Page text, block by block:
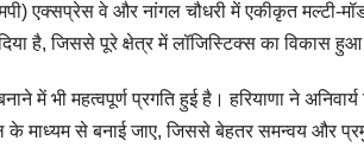
एक्सप्रेस वे और नांगल चौधरी में एकीकृत मल्टी-
है, जिससे पूरे क्षेत्र में लॉजिस्टिक्स का विकास
में भी महत्वपूर्ण प्रगति हुई है। हरियाणा ने अनिवार्य
के माध्यम से बनाई जाए, जिससे बेहतर समन्वय और